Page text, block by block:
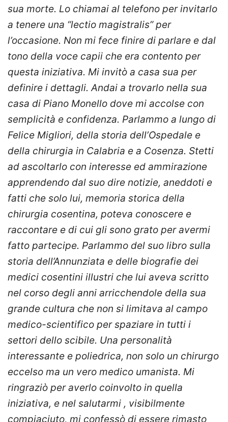
sua morte. Lo chiamai al telefono per invitarlo
a tenere una “lectio magistralis” per
l’occasione. Non mi fece finire di parlare e dal
tono della voce capii che era contento per
questa iniziativa. Mi invitò a casa sua per
definire i dettagli. Andai a trovarlo nella sua
casa di Piano Monello dove mi accolse con
semplicità e confidenza. Parlammo a lungo di
Felice Migliori, della storia dell’Ospedale e
della chirurgia in Calabria e a Cosenza. Stetti
ad ascoltarlo con interesse ed ammirazione
apprendendo dal suo dire notizie, aneddoti e
fatti che solo lui, memoria storica della
chirurgia cosentina, poteva conoscere e
raccontare e di cui gli sono grato per avermi
fatto partecipe. Parlammo del suo libro sulla
storia dell’Annunziata e delle biografie dei
medici cosentini illustri che lui aveva scritto
nel corso degli anni arricchendole della sua
grande cultura che non si limitava al campo
medico-scientifico per spaziare in tutti i
settori dello scibile. Una personalità
interessante e poliedrica, non solo un chirurgo
eccelso ma un vero medico umanista. Mi
ringraziò per averlo coinvolto in quella
iniziativa, e nel salutarmi , visibilmente
compiaciuto, mi confessò di essere rimasto